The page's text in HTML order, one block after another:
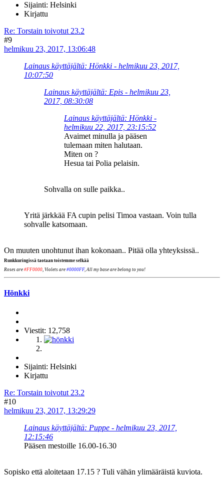
Sijainti: Helsinki
Kirjattu
Re: Torstain toivotut 23.2
#9
helmikuu 23, 2017, 13:06:48
Lainaus käyttäjältä: Hönkki - helmikuu 23, 2017,
10:07:50
Lainaus käyttäjältä: Epis - helmikuu 23,
2017, 08:30:08
Lainaus käyttäjältä: Hönkki -
helmikuu 22, 2017, 23:15:52
Avaimet minulla ja pääsen
tulemaan miten halutaan.
Miten on ?
Hesua tai Polia pelaisin.
Sohvalla on sulle paikka..
Yritä järkkää FA cupin pelisi Timoa vastaan. Voin tulla
sohvalle katsomaan.
On muuten unohtunut ihan kokonaan.. Pitää olla yhteyksissä..
Runkkuringissä taotaan toistemme selkää
Roses are #FF0000 , Violets are #0000FF, All my base are belong to you!
Hönkki
Viestit: 12,758
Sijainti: Helsinki
Kirjattu
Re: Torstain toivotut 23.2
#10
helmikuu 23, 2017, 13:29:29
Lainaus käyttäjältä: Puppe - helmikuu 23, 2017,
12:15:46
Pääsen mestoille 16.00-16.30
Sopisko että aloitetaan 17.15 ? Tuli vähän ylimääräistä kuviota.